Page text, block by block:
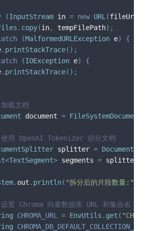
(InputStream in = new URL (fileUrl
. copy(in, tempFilePath) ;
(MalformedURLException e)
{
. printStackTrace( ) ;
(IOException e)
{
. printStackTrace( ) ;
载文档
document =
用 OpenAI Tokenizer 切分文档
splitter =
<TextSegment> segments = splitter
. out . println( "拆分后的片段数量:"
置 Chroma 向量数据库 URL 和集合名
CHROMA_URL = EnvUtils . get (
CHROMA_DB_DEFAULT_COLLECTION_NAME